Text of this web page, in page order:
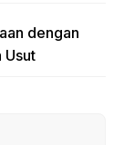
dengan
Usut